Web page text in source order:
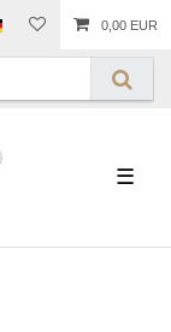
0,00 EUR
☰